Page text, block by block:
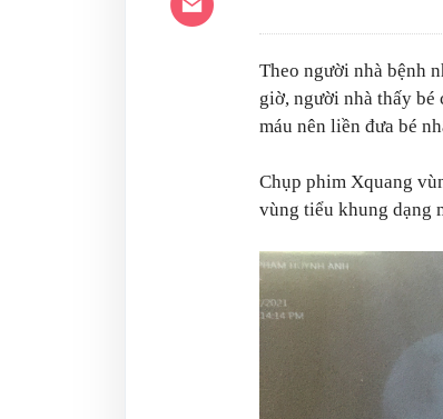
Theo người nhà bệnh
giờ, người nhà thấy bé
máu nên liền đưa bé
Chụp phim Xquang
vùng tiểu khung dạng